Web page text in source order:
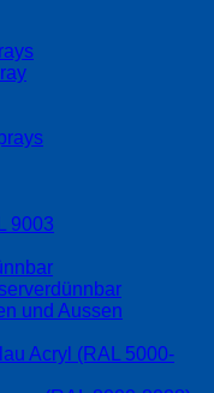
9003
und Aussen
Acryl (RAL 5000-